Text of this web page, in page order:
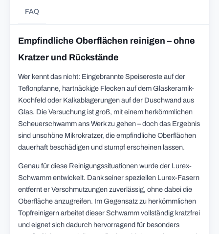
FAQ
Empfindliche Oberflächen reinigen – ohne
Kratzer und Rückstände
Wer kennt das nicht: Eingebrannte Speisereste auf der
Teflonpfanne, hartnäckige Flecken auf dem Glaskeramik-
Kochfeld oder Kalkablagerungen auf der Duschwand aus
Glas. Die Versuchung ist groß, mit einem herkömmlichen
Scheuerschwamm ans Werk zu gehen – doch das Ergebnis
sind unschöne Mikrokratzer, die empfindliche Oberflächen
dauerhaft beschädigen und stumpf erscheinen lassen.
Genau für diese Reinigungssituationen wurde der Lurex-
Schwamm entwickelt. Dank seiner speziellen Lurex-Fasern
entfernt er Verschmutzungen zuverlässig, ohne dabei die
Oberfläche anzugreifen. Im Gegensatz zu herkömmlichen
Topfreinigern arbeitet dieser Schwamm vollständig kratzfrei
und eignet sich dadurch hervorragend für besonders